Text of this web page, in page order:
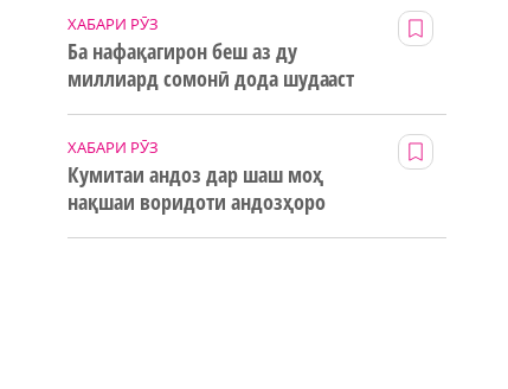
ХАБАРИ РӮЗ
Ба нафақагирон беш аз ду
миллиард сомонӣ дода шудааст
ХАБАРИ РӮЗ
Кумитаи андоз дар шаш моҳ
нақшаи воридоти андозҳоро